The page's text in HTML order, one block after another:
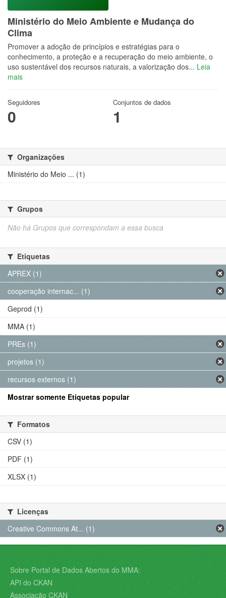
Ministério do Meio Ambiente e Mudança do
Clima
Promover a adoção de princípios e estratégias para o
conhecimento, a proteção e a recuperação do meio ambiente, o
uso sustentável dos recursos naturais, a valorização dos... Leia
mais
Seguidores
0
Conjuntos de dados
1
Organizações
Ministério do Meio ... (1)
Grupos
Não há Grupos que correspondam a essa busca
Etiquetas
APREX (1)
cooperação internac... (1)
Geprod (1)
MMA (1)
PREs (1)
projetos (1)
recursos externos (1)
Mostrar somente Etiquetas popular
Formatos
CSV (1)
PDF (1)
XLSX (1)
Licenças
Creative Commons At... (1)
Sobre Portal de Dados Abertos do MMA:
API do CKAN
Associação CKAN